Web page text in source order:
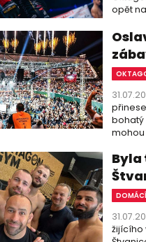
opět
bohatý
mohou
Byla
DOMÁCÍ
žijícího